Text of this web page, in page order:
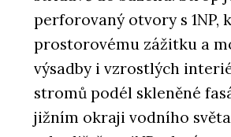
perforovaný otvory s 1NP,
prostorovému zážitku a
výsadby i vzrostlých
stromů podél skleněné
jižním okraji vodního